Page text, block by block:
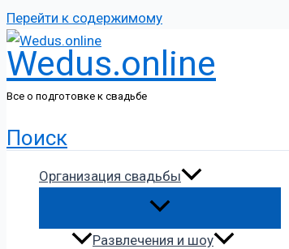
Перейти к содержимому
Wedus.online
Все о подготовке к свадьбе
Поиск
Организация свадьбы
Развлечения и шоу